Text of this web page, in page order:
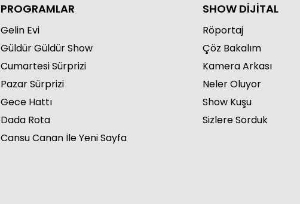
PROGRAMLAR
Gelin Evi
Güldür Güldür Show
Cumartesi Sürprizi
Pazar Sürprizi
Gece Hattı
Dada Rota
Cansu Canan İle Yeni Sayfa
SHOW DİJİTAL
Röportaj
Çöz Bakalım
Kamera Arkası
Neler Oluyor
Show Kuşu
Sizlere Sorduk